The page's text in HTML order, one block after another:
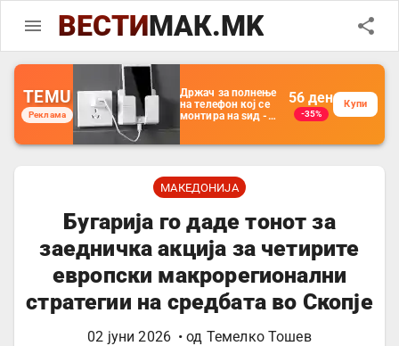
ВЕСТИМАК.MK
TEMU
Реклама
Држач за полнење
на телефон кој се
монтира на ѕид -
организатор за
далечински
управувач
56 ден
-35%
Купи
МАКЕДОНИЈА
Бугарија го даде тонот за
заедничка акција за четирите
европски макрорегионални
стратегии на средбата во Скопје
02 јуни 2026 • од Темелко Тошев